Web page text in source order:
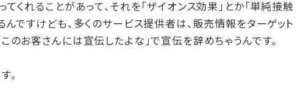
てくれることがあって、それを「ザイオンス効果」とか「単純接触
んですけども、多くのサービス提供者は、販売情報をターゲット
のお客さんには宣伝したよな」で宣伝を辞めちゃうんです。
。